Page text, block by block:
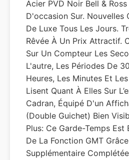
Acier PVD Noir Bell & Ross
D'occasion Sur. Nouvelles
De Luxe Tous Les Jours.
Rêvée À Un Prix Attractif.
Sur Un Compteur Les
L'autre, Les Périodes De
Heures, Les Minutes Et
Lisent Quant À Elles Sur
Cadran, Équipé D'un
(double Guichet) Bien
Plus: Ce Garde-Temps
De La Fonction GMT
Supplémentaire